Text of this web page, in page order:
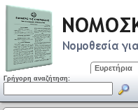
Ευρετήρια
Γρήγορη αναζήτηση: